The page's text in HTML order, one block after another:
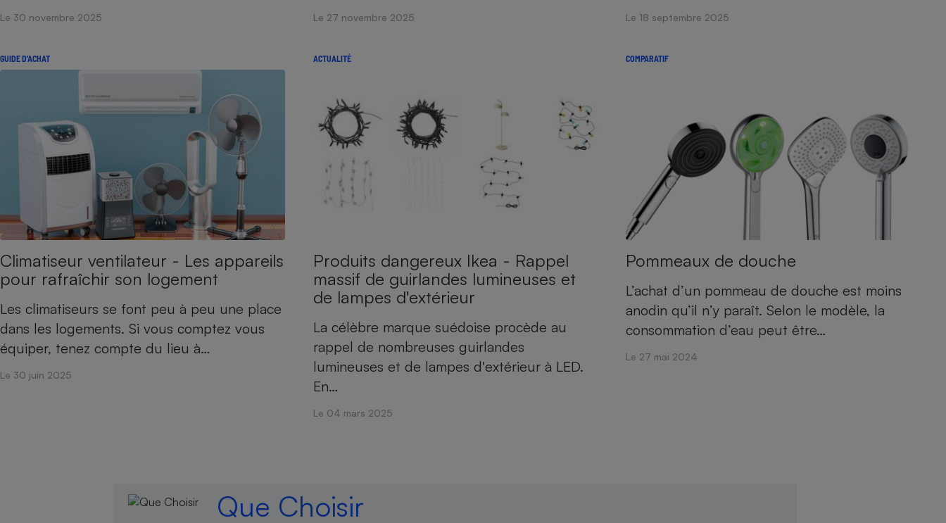
Le 30 novembre 2025 Le 27 novembre 2025 Le 18 septembre 2025
GUIDE D'ACHAT
Climatiseur ventilateur - Les appareils
pour rafraîchir son logement
Les climatiseurs se font peu à peu une place
dans les logements. Si vous comptez vous
équiper, tenez compte du lieu à…
Le 30 juin 2025
ACTUALITÉ
Produits dangereux Ikea - Rappel
massif de guirlandes lumineuses et
de lampes d'extérieur
La célèbre marque suédoise procède au
rappel de nombreuses guirlandes
lumineuses et de lampes d'extérieur à LED.
En…
Le 04 mars 2025
COMPARATIF
Pommeaux de douche
L’achat d’un pommeau de douche est moins
anodin qu’il n’y paraît. Selon le modèle, la
consommation d’eau peut être…
Le 27 mai 2024
Que Choisir